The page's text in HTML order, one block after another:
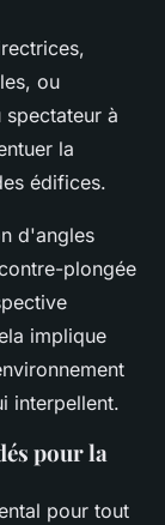
ou
à
la
édifices.
d'angles
plongée
implique
interpellent.
pour la
pour tout